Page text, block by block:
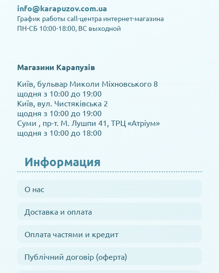
info@karapuzov.com.ua
График работы call-центра интернет-магазина
ПН-СБ 10:00-18:00, ВС выходной
Магазини Карапузів
Київ, бульвар Миколи Міхновського 8
щодня з 10:00 до 19:00
Київ, вул. Чистяківська 2
щодня з 10:00 до 19:00
Суми , пр-т. М. Лушпи 41, ТРЦ «Атріум»
щодня з 10:00 до 18:00
Информация
О нас
Доставка и оплата
Оплата частями и кредит
Публічний договір (оферта)